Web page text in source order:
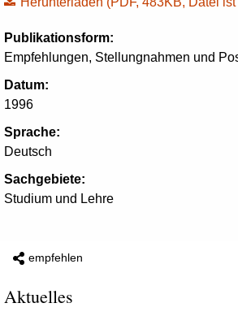
Publikationsform:
Empfehlungen, Stellungnahmen und
Datum:
1996
Sprache:
Deutsch
Sachgebiete:
Studium und Lehre
empfehlen
Aktuelles